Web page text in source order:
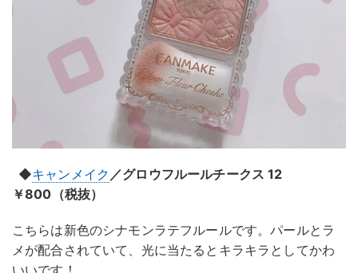
◆キャンメイク ／グロウフルールチークス 12
￥800（税抜）
こちらは新色のシナモンラテフルールです。パールとラ
メが配合されていて、光に当たるとキラキラとしてかわ